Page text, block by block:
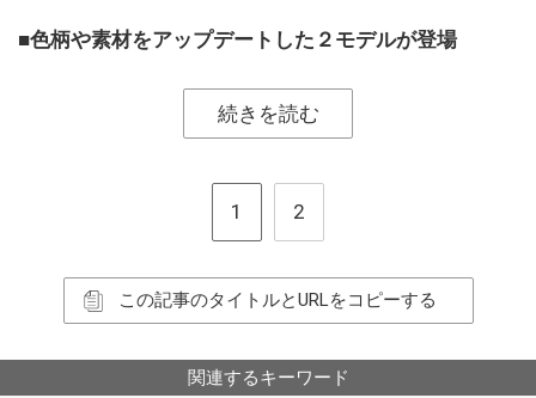
■色柄や素材をアップデートした２モデルが登場
続きを読む
1 2
この記事のタイトルとURLをコピーする
関連するキーワード